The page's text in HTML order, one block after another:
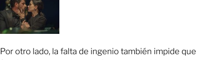
Por otro lado, la falta de ingenio también impide que